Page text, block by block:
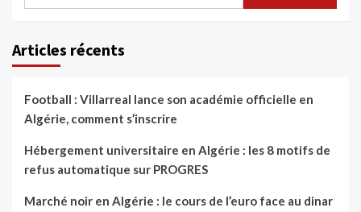
Articles récents
Football : Villarreal lance son académie officielle en
Algérie, comment s’inscrire
Hébergement universitaire en Algérie : les 8 motifs de
refus automatique sur PROGRES
Marché noir en Algérie : le cours de l’euro face au dinar